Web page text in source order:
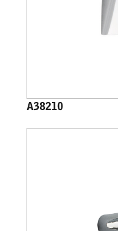
A38210